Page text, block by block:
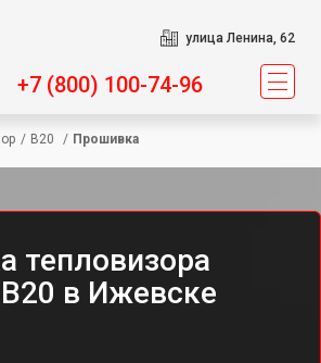
улица Ленина, 62
+7 (800) 100-74-96
/ B20 / Прошивка
тепловизора
в Ижевске